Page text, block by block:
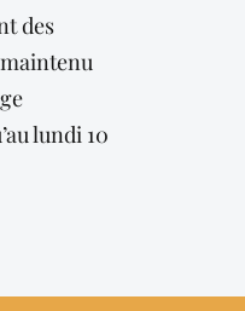
commune de Tourrettes-
Loup placée en alerte
2026